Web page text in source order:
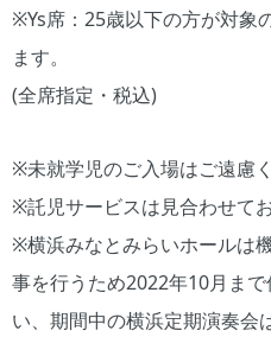
※Ys席：25歳以下の方が対象
ます。
(全席指定・税込)
※未就学児のご入場はご遠慮く
※託児サービスは見合わせてお
※横浜みなとみらいホールは
事を行うため2022年10月ま
い、期間中の横浜定期演奏会